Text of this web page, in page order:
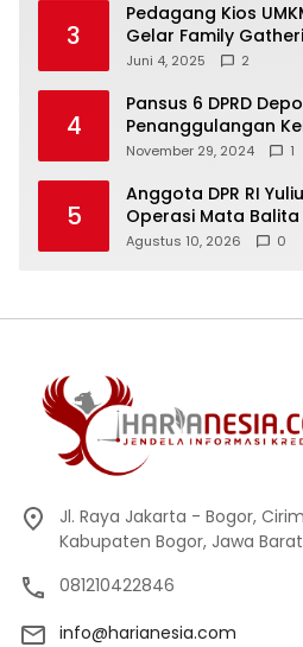
3
Pedagang Kios
Gelar Family
Silaturahmi dan
Juni 4, 2025 2
4
Pansus 6 DPRD
Penanggulangan
Keselamatan Warga
November 29, 2024 1
5
Anggota DPR RI
Operasi Mata Balita
Warga Cikupa di
Agustus 10, 2026 0
Jl. Raya Jakarta - Bogor,
Kabupaten Bogor, Jawa Barat
081210422846
info@harianesia.com